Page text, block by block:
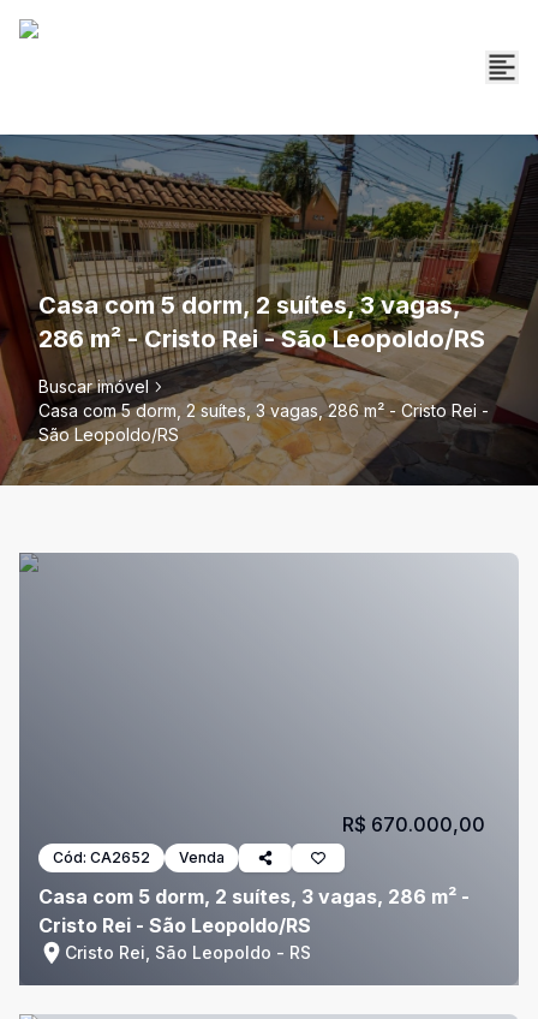
Casa com 5 dorm, 2 suítes, 3 vagas,
286 m² - Cristo Rei - São Leopoldo/RS
Buscar imóvel
Casa com 5 dorm, 2 suítes, 3 vagas, 286 m² - Cristo Rei -
São Leopoldo/RS
Cód: CA2652 Venda
Casa com 5 dorm, 2 suítes, 3 vagas, 286 m² -
Cristo Rei - São Leopoldo/RS
Cristo Rei, São Leopoldo - RS
R$ 670.000,00